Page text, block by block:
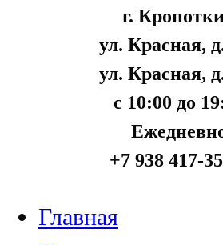
г.
ул. Красная,
ул. Красная,
с 10:00 до
+7 938 417-
Главная